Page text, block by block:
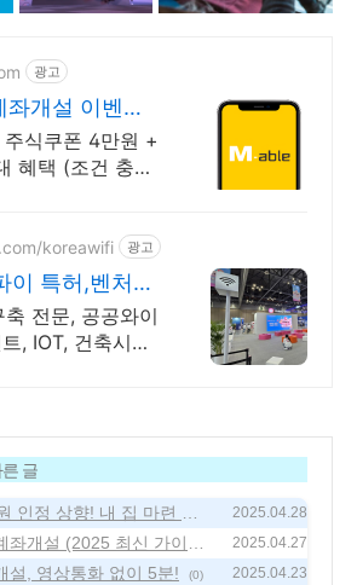
광고
개설 이벤트
대 5만원
식쿠폰 4만원 +
혜택 (조건 충족
koreawifi 광고
이 특허,벤처
견적
전문, 공공와이
, IOT, 건축시설
글
인정 상향! 내 집 마련 속
2025.04.28
좌개설 (2025 최신 가이드) 2025.04.27
설, 영상통화 없이 5분! (0) 2025.04.23